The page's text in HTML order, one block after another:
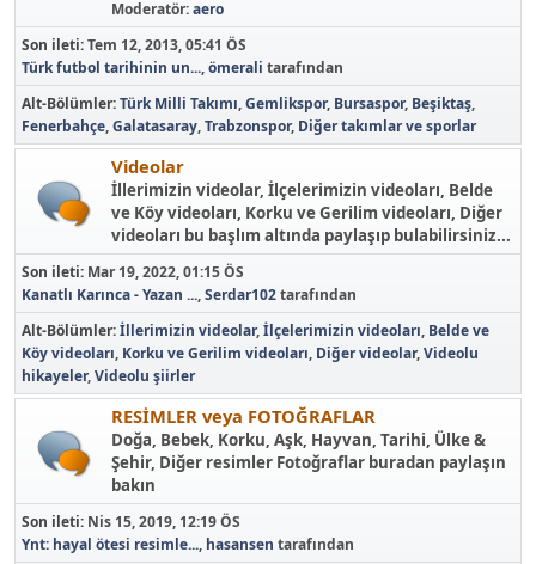
Moderatör:aero
Son ileti:Tem 12, 2013, 05:41 ÖS
Türk futbol tarihinin un...,ömerali tarafından
Alt-Bölümler Türk Milli Takımı Gemlikspor Bursaspor Beşiktaş
Fenerbahçe Galatasaray Trabzonspor Diğer takımlar ve sporlar
Videolar
İllerimizin videolar, İlçelerimizin videoları, Belde
ve Köy videoları, Korku ve Gerilim videoları, Diğer
videoları bu başlım altında paylaşıp bulabilirsiniz...
Son ileti: Mar 19, 2022, 01:15 ÖS
Kanatlı Karınca - Yazan ...,Serdar102tarafından
Alt-Bölümler İllerimizin videolar İlçelerimizin videoları Belde ve
Köy videoları Korku ve Gerilim videoları Diğer videolar Videolu
hikayeler Videolu şiirler
RESİMLER veya FOTOĞRAFLAR
Doğa, Bebek, Korku, Aşk, Hayvan, Tarihi, Ülke &
Şehir, Diğer resimler Fotoğraflar buradan paylaşın
bakın
Son ileti: Nis 15, 2019, 12:19 ÖS
Ynt: hayal ötesi resimle..., hasansen tarafından